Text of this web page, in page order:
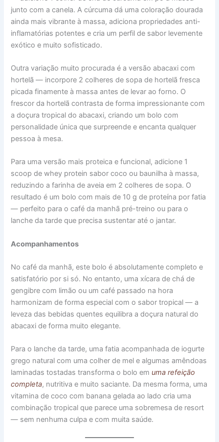
junto com a canela. A cúrcuma dá uma coloração dourada
ainda mais vibrante à massa, adiciona propriedades anti-
inflamatórias potentes e cria um perfil de sabor levemente
exótico e muito sofisticado.
Outra variação muito procurada é a versão abacaxi com
hortelã — incorpore 2 colheres de sopa de hortelã fresca
picada finamente à massa antes de levar ao forno. O
frescor da hortelã contrasta de forma impressionante com
a doçura tropical do abacaxi, criando um bolo com
personalidade única que surpreende e encanta qualquer
pessoa à mesa.
Para uma versão mais proteica e funcional, adicione 1
scoop de whey protein sabor coco ou baunilha à massa,
reduzindo a farinha de aveia em 2 colheres de sopa. O
resultado é um bolo com mais de 10 g de proteína por fatia
— perfeito para o café da manhã pré-treino ou para o
lanche da tarde que precisa sustentar até o jantar.
Acompanhamentos
No café da manhã, este bolo é absolutamente completo e
satisfatório por si só. No entanto, uma xícara de chá de
gengibre com limão ou um café passado na hora
harmonizam de forma especial com o sabor tropical — a
leveza das bebidas quentes equilibra a doçura natural do
abacaxi de forma muito elegante.
Para o lanche da tarde, uma fatia acompanhada de iogurte
grego natural com uma colher de mel e algumas amêndoas
laminadas tostadas transforma o bolo em uma refeição
completa, nutritiva e muito saciante. Da mesma forma, uma
vitamina de coco com banana gelada ao lado cria uma
combinação tropical que parece uma sobremesa de resort
— sem nenhuma culpa e com muita saúde.